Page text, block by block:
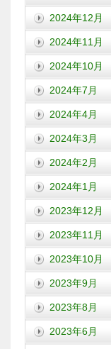
2024年12月
2024年11月
2024年10月
2024年7月
2024年4月
2024年3月
2024年2月
2024年1月
2023年12月
2023年11月
2023年10月
2023年9月
2023年8月
2023年6月